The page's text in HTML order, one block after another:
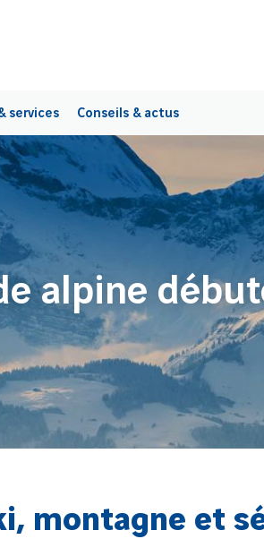
services Conseils & actus
alpine
montagne et